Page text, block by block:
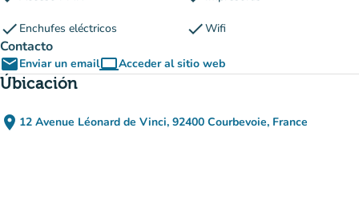
check Enchufes eléctricos checkWifi
Contacto
emailEnviar un emailcomputerAcceder al sitio web
(nueva pestaña)
Úbicación
place 12 Avenue Léonard de Vinci, 92400 Courbevoie, France
(abrir en Google Maps)
(nueva pestaña)